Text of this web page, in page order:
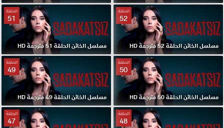
الحلقة
52
مسلسل الخائن الحلقة 52 مترجمة HD
الحلقة
51
مسلسل الخائن الحلقة 51 مترجمة HD
الحلقة
50
مسلسل الخائن الحلقة 50 مترجمة HD
الحلقة
49
مسلسل الخائن الحلقة 49 مترجمة HD
الحلقة
48
الحلقة
47